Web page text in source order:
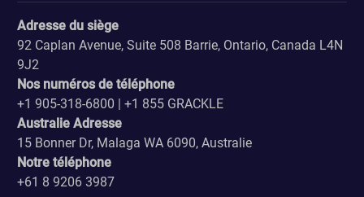
Adresse du siège
92 Caplan Avenue, Suite 508 Barrie, Ontario, Canada L4N
9J2
Nos numéros de téléphone
+1 905-318-6800 | +1 855 GRACKLE
Australie Adresse
15 Bonner Dr, Malaga WA 6090, Australie
Notre téléphone
+61 8 9206 3987